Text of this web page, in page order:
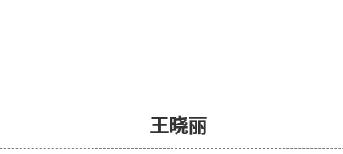
王晓丽